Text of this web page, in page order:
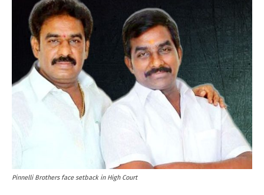
Pinnelli Brothers face setback in High Court